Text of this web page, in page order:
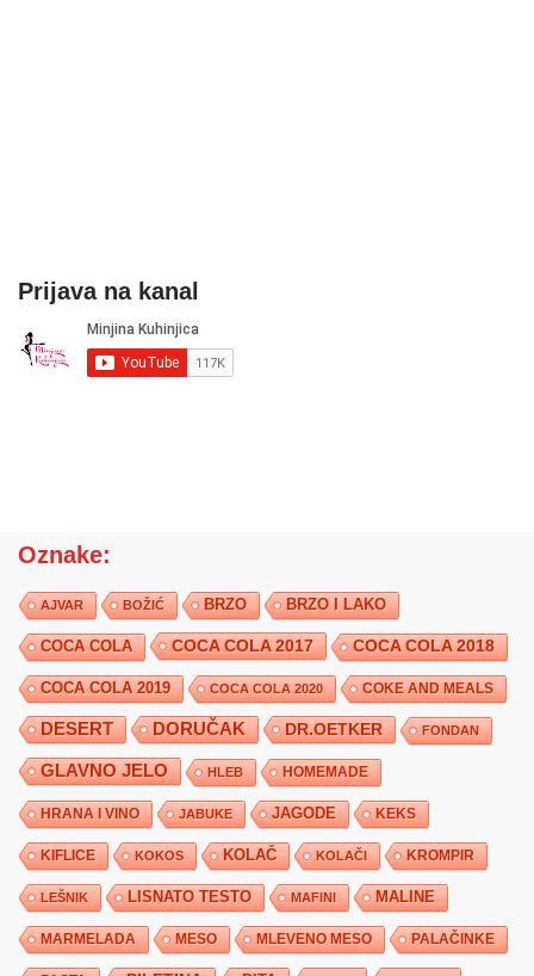
Prijava na kanal
Oznake:
AJVAR BOŽIĆ BRZO BRZO I LAKO
COCA COLA COCA COLA 2017 COCA COLA 2018
COCA COLA 2019 COCA COLA 2020 COKE AND MEALS
DESERT DORUČAK DR.OETKER FONDAN
GLAVNO JELO HLEB HOMEMADE
HRANA I VINO JABUKE JAGODE KEKS
KIFLICE KOKOS KOLAČ KOLAČI KROMPIR
LEŠNIK LISNATO TESTO MAFINI MALINE
MARMELADA MESO MLEVENO MESO PALAČINKE